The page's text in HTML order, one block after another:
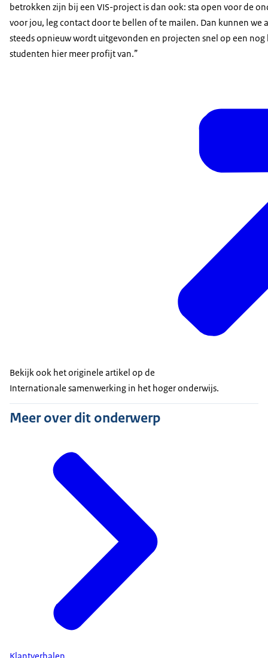
betrokken zijn bij een VIS-project is dan ook: sta open voor de
voor jou, leg contact door te bellen of te mailen. Dan kunnen
steeds opnieuw wordt uitgevonden en projecten snel op een
studenten hier meer profijt van.”
Bekijk ook het originele artikel op de
Internationale samenwerking in het hoger onderwijs.
Meer over dit onderwerp